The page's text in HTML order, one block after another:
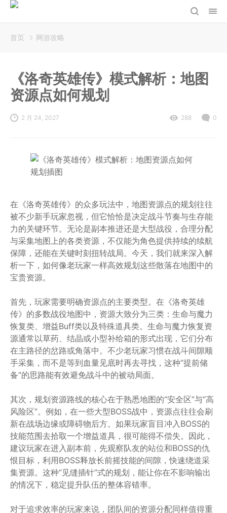
首页 网游攻略
《洛奇英雄传》模式解析：地图
资源点如何规划
2 月 24, 2027 288 0
在《洛奇英雄传》的众多玩法中，地图资源点的规划往往
被不少新手玩家忽视，但它恰恰是决定战斗节奏与生存能
力的关键环节。无论是副本推进还是大型战役，合理分配
与采集地图上的各类资源，不仅能为角色提供持续的续航
保障，还能在关键时刻扭转战局。今天，我们就来深入解
析一下，如何像老玩家一样高效规划这些散落在地图中的
宝贵资源。
首先，玩家需要明确资源点的主要类型。在《洛奇英雄
传》的多数战役地图中，资源大致分为三类：生命与魔力
恢复类、增益Buff类以及特殊道具类。生命与魔力恢复资
源通常以草药、结晶或小型补给箱的形式出现，它们分布
在主路径的岔路或角落中。不少老玩家习惯在战斗间隙顺
手采集，而不是等到血量见底时再去寻找，这种“提前储
备”的思路能有效避免战斗中的被动局面。
其次，规划资源路线的核心在于熟悉地图的“安全区”与“高
风险区”。例如，在一些大型BOSS战中，资源点往往会刷
新在战场边缘或障碍物后方。如果玩家盲目冲入BOSS的
技能范围去拾取一个增益道具，很可能得不偿失。因此，
建议玩家在进入副本前，先观察队友的站位和BOSS的仇
恨目标，利用BOSS释放长前摇技能的间隙，快速绕道采
集资源。这种“见缝插针”式的规划，能让你在不影响输出
的情况下，稳定提升队伍的整体容错率。
对于追求效率的玩家来说，团队间的资源分配同样值得重